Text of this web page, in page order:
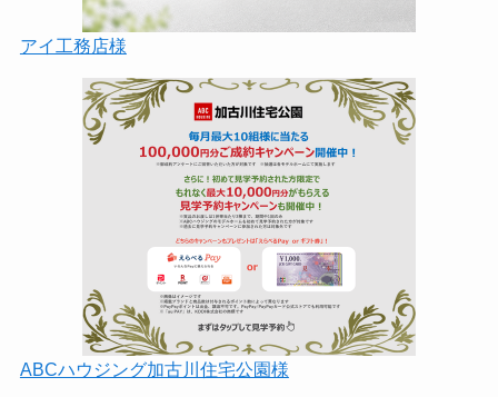
アイ工務店様
ABCハウジング加古川住宅公園様